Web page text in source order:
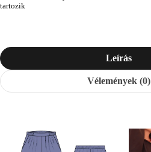
tartozik
Leírás
Vélemények (0)